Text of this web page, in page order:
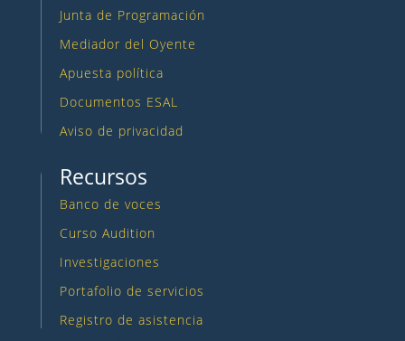
Junta de Programación
Mediador del Oyente
Apuesta política
Documentos ESAL
Aviso de privacidad
Recursos
Banco de voces
Curso Audition
Investigaciones
Portafolio de servicios
Registro de asistencia